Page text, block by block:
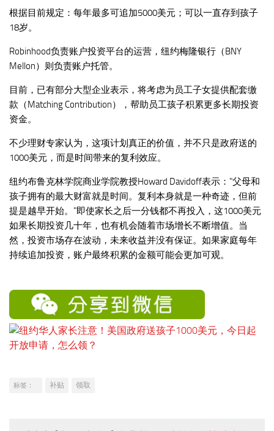
根据目前规定：每年最多可追加5000美元；可以一直存到孩子
18岁。
Robinhood负责账户投资平台的运营，纽约梅隆银行（BNY
Mellon）则负责账户托管。
目前，已有部分大型企业表示，将考虑为员工子女提供配套缴
款（Matching Contribution），帮助员工孩子积累更多长期投资
资金。
不少理财专家认为，这项计划真正的价值，并不只是政府送的
1000美元，而是时间带来的复利效应。
纽约布鲁克林学院商业学院教授Howard Davidoff表示："父母和
孩子拥有的最大财富就是时间。复利本身就是一种奇迹，但前
提是越早开始。"即使家长之后一分钱都不再投入，这1000美元
如果长期投资几十年，也有机会随着市场增长不断增值。当
然，投资市场存在波动，未来收益并没有保证。如果家庭每年
持续追加投资，账户最终积累的金额可能会更加可观。
标签： 补贴 领取